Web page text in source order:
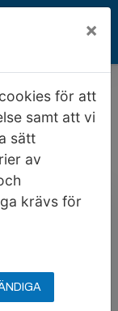
×
för att
samt att vi
sätt
av
krävs för